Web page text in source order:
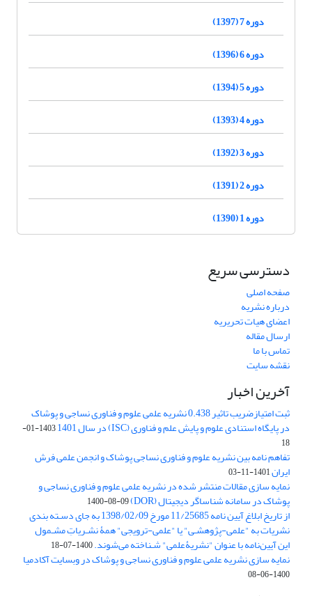
دوره 7 (1397)
دوره 6 (1396)
دوره 5 (1394)
دوره 4 (1393)
دوره 3 (1392)
دوره 2 (1391)
دوره 1 (1390)
دسترسی سریع
صفحه اصلی
درباره نشریه
اعضای هیات تحریریه
ارسال مقاله
تماس با ما
نقشه سایت
آخرین اخبار
ثبت امتیازضریب تاثیر 0.438 نشریه علمی علوم و فناوری نساجی و پوشاک
در پایگاه استنادی علوم و پایش علم و فناوری (ISC) در سال 1401
1403-01-
18
تفاهم نامه بین نشریه علوم و فناوری نساجی پوشاک و انجمن علمی فرش
ایران1401-11-03
نمایه سازی مقالات منتشر شده در نشریه علمی علوم و فناوری نساجی و
پوشاک در سامانه شناساگر دیجیتال (DOR) 1400-08-09
از تاریخ ابلاغ آیین نامه 11/25685 مورخ 1398/02/09 به جای دسـته بندی
نشریات به "علمی-پژوهشـی" یا "علمی-ترویجی" همۀ نشـریاتِ مشـمول
این آیین‌نامه با عنوان "نشریۀعلمی" شـناخته می‌شوند.1400-07-18
نمایه سازی نشریه علمی علوم و فناوری نساجی و پوشاک در وبسایت آکادمیا
1400-06-08